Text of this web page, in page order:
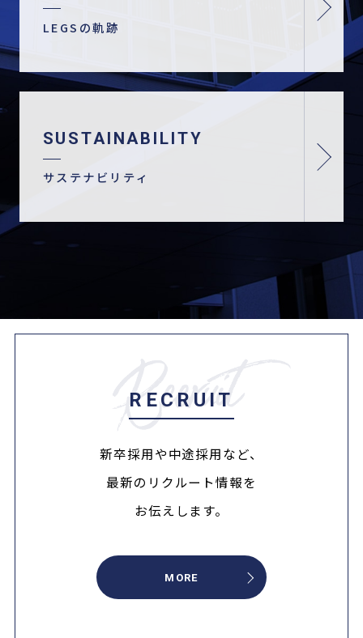
LEGSの軌跡
SUSTAINABILITY
サステナビリティ
RECRUIT
新卒採用や中途採用など、
最新のリクルート情報を
お伝えします。
MORE